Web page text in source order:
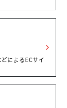
によるECサイ